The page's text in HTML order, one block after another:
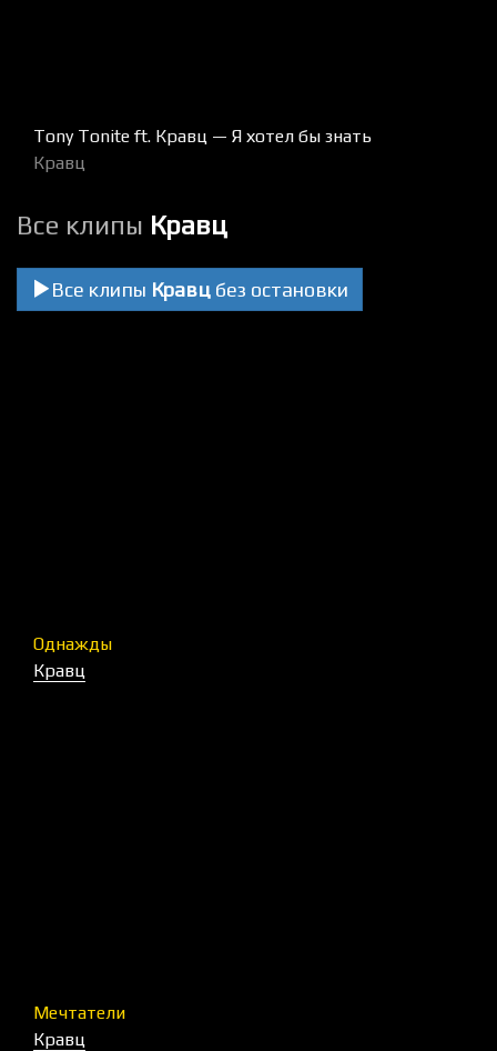
Tony Tonite ft. Кравц — Я хотел бы знать
Кравц
Все клипы Кравц
Все клипы Кравц без остановки
Однажды
Кравц
Мечтатели
Кравц